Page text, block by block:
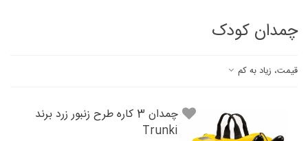
چمدان کودک
قیمت، زیاد به کم
چمدان 3 کاره طرح زنبور زرد برند
Trunki